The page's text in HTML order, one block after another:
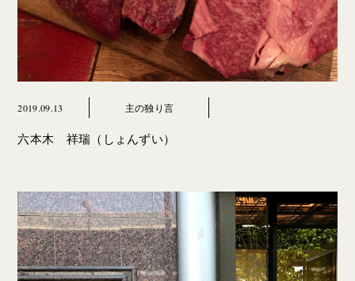
2019.09.13 主の独り言
六本木 祥瑞（しょんずい）